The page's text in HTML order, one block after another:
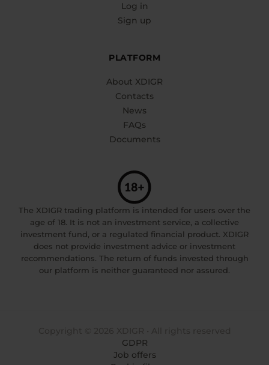
Log in
Sign up
PLATFORM
About XDIGR
Contacts
News
FAQs
Documents
The XDIGR trading platform is intended for users over the
age of 18. It is not an investment service, a collective
investment fund, or a regulated financial product. XDIGR
does not provide investment advice or investment
recommendations. The return of funds invested through
our platform is neither guaranteed nor assured.
GDPR
Job offers